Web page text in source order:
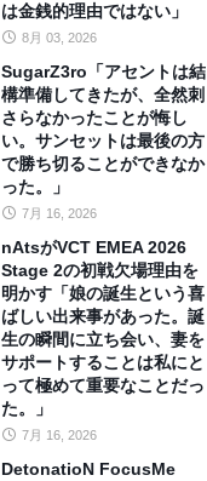
は金銭的理由ではない」
8月 03, 2026
SugarZ3ro「アセントは結
構準備してきたが、全然刺
さらなかったことが悔し
い。サンセットは最後の方
で勝ち切ることができなか
った。」
7月 16, 2026
nAtsがVCT EMEA 2026
Stage 2の初戦欠場理由を
明かす「娘の誕生という喜
ばしい出来事があった。誕
生の瞬間に立ち会い、妻を
サポートすることは私にと
って極めて重要なことだっ
た。」
7月 16, 2026
DetonatioN FocusMe